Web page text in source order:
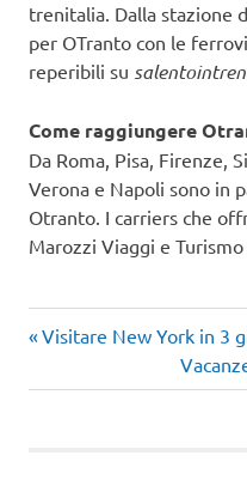
trenitalia. Dalla stazione
per OTranto con le
reperibili su
Come raggiungere
Da Roma, Pisa, Firenze,
Verona e Napoli sono in
Otranto. I carriers che
Marozzi Viaggi e
Navigazione
articoli
Articolo
Visitare New York in 3
Articolo